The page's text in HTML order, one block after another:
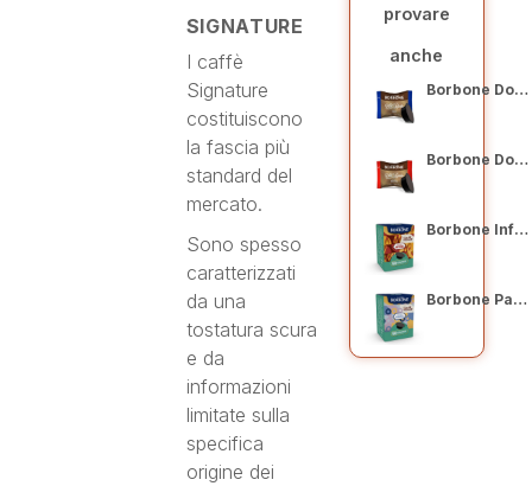
SIGNATURE
I caffè
Signature
costituiscono
la fascia più
standard del
mercato.
Sono spesso
caratterizzati
da una
tostatura scura
e da
informazioni
limitate sulla
specifica
origine dei
provare
anche
Borbone Don Carlo Blu 50 capsule
Borbone Don Carlo Rosso 50 capsule
Borbone Inferno 50 capsule
Borbone Paradiso 50 capsule